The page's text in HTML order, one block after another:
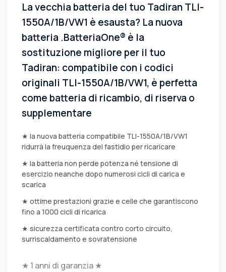
La vecchia batteria del tuo Tadiran TLI-
1550A/1B/VW1 è esausta? La nuova
batteria .BatteriaOne® è la
sostituzione migliore per il tuo
Tadiran: compatibile con i codici
originali TLI-1550A/1B/VW1, è perfetta
come batteria di ricambio, di riserva o
supplementare
★ la nuova batteria compatibile TLI-1550A/1B/VW1
ridurrà la freuquenza del fastidio per ricaricare
★ la batteria non perde potenza né tensione di
esercizio neanche dopo numerosi cicli di carica e
scarica
★ ottime prestazioni grazie e celle che garantiscono
fino a 1000 cicli di ricarica
★ sicurezza certificata contro corto circuito,
surriscaldamento e sovratensione
★ 1 anni di garanzia ★